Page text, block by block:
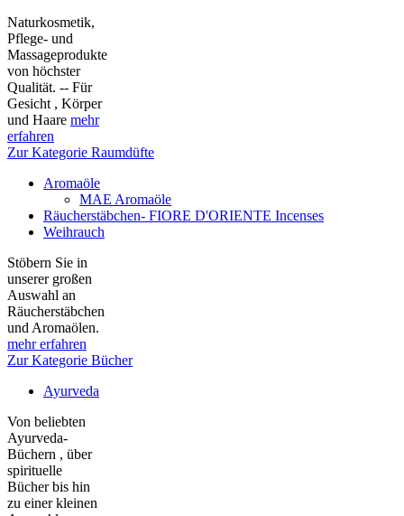
Naturkosmetik,
Pflege- und
Massageprodukte
von höchster
Qualität. -- Für
Gesicht , Körper
und Haare mehr
erfahren
Zur Kategorie Raumdüfte
Aromaöle
MAE Aromaöle
Räucherstäbchen- FIORE D'ORIENTE Incenses
Weihrauch
Stöbern Sie in
unserer großen
Auswahl an
Räucherstäbchen
und Aromaölen.
mehr erfahren
Zur Kategorie Bücher
Ayurveda
Von beliebten
Ayurveda-
Büchern , über
spirituelle
Bücher bis hin
zu einer kleinen